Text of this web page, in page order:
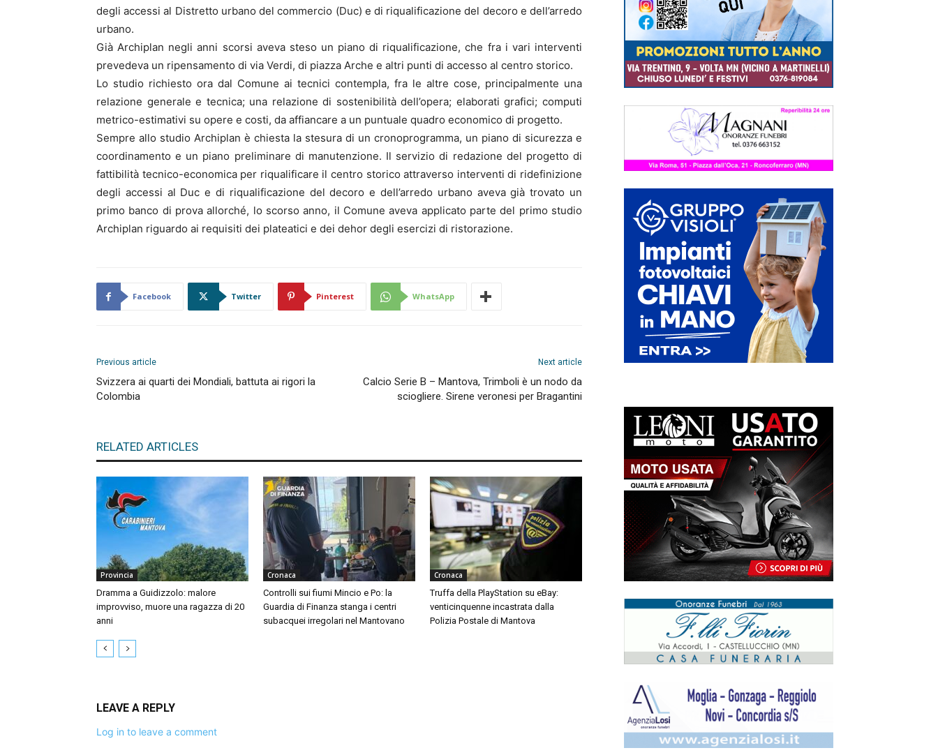
degli accessi al Distretto urbano del commercio (Duc) e di riqualificazione del decoro e dell’arredo
urbano.
Già Archiplan negli anni scorsi aveva steso un piano di riqualificazione, che fra i vari interventi
prevedeva un ripensamento di via Verdi, di piazza Arche e altri punti di accesso al centro storico.
Lo studio richiesto ora dal Comune ai tecnici contempla, fra le altre cose, principalmente una
relazione generale e tecnica; una relazione di sostenibilità dell’opera; elaborati grafici; computi
metrico-estimativi su opere e costi, da affiancare a un puntuale quadro economico di progetto.
Sempre allo studio Archiplan è chiesta la stesura di un cronoprogramma, un piano di sicurezza e
coordinamento e un piano preliminare di manutenzione. Il servizio di redazione del progetto di
fattibilità tecnico-economica per riqualificare il centro storico attraverso interventi di ridefinizione
degli accessi al Duc e di riqualificazione del decoro e dell’arredo urbano aveva già trovato un
primo banco di prova allorché, lo scorso anno, il Comune aveva applicato parte del primo studio
Archiplan riguardo ai requisiti dei plateatici e dei dehor degli esercizi di ristorazione.
Facebook Twitter Pinterest WhatsApp
Previous article
Svizzera ai quarti dei Mondiali, battuta ai rigori la
Colombia
Next article
Calcio Serie B – Mantova, Trimboli è un nodo da
sciogliere. Sirene veronesi per Bragantini
RELATED ARTICLES
Provincia
Dramma a Guidizzolo: malore
improvviso, muore una ragazza di 20
anni
Cronaca
Controlli sui fiumi Mincio e Po: la
Guardia di Finanza stanga i centri
subacquei irregolari nel Mantovano
Cronaca
Truffa della PlayStation su eBay:
venticinquenne incastrata dalla
Polizia Postale di Mantova
LEAVE A REPLY
Log in to leave a comment